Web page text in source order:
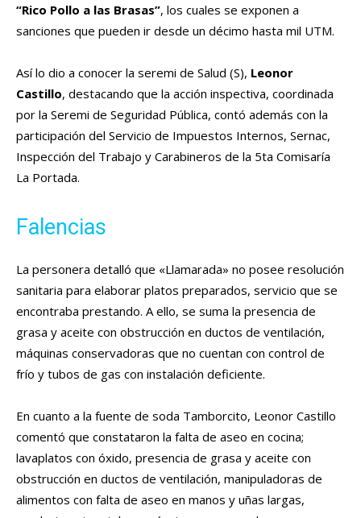
“Rico Pollo a las Brasas”, los cuales se exponen a
sanciones que pueden ir desde un décimo hasta mil UTM.
Así lo dio a conocer la seremi de Salud (S), Leonor
Castillo, destacando que la acción inspectiva, coordinada
por la Seremi de Seguridad Pública, contó además con la
participación del Servicio de Impuestos Internos, Sernac,
Inspección del Trabajo y Carabineros de la 5ta Comisaría
La Portada.
Falencias
La personera detalló que «Llamarada» no posee resolución
sanitaria para elaborar platos preparados, servicio que se
encontraba prestando. A ello, se suma la presencia de
grasa y aceite con obstrucción en ductos de ventilación,
máquinas conservadoras que no cuentan con control de
frío y tubos de gas con instalación deficiente.
En cuanto a la fuente de soda Tamborcito, Leonor Castillo
comentó que constataron la falta de aseo en cocina;
lavaplatos con óxido, presencia de grasa y aceite con
obstrucción en ductos de ventilación, manipuladoras de
alimentos con falta de aseo en manos y uñas largas,